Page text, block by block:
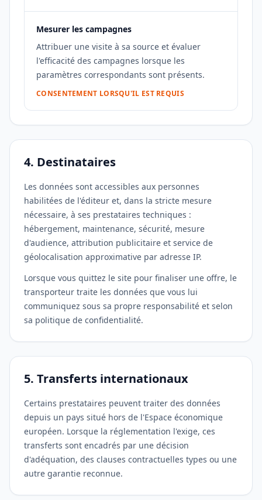
Mesurer les campagnes
Attribuer une visite à sa source et évaluer
l'efficacité des campagnes lorsque les
paramètres correspondants sont présents.
CONSENTEMENT LORSQU'IL EST REQUIS
4. Destinataires
Les données sont accessibles aux personnes
habilitées de l'éditeur et, dans la stricte mesure
nécessaire, à ses prestataires techniques :
hébergement, maintenance, sécurité, mesure
d'audience, attribution publicitaire et service de
géolocalisation approximative par adresse IP.
Lorsque vous quittez le site pour finaliser une offre, le
transporteur traite les données que vous lui
communiquez sous sa propre responsabilité et selon
sa politique de confidentialité.
5. Transferts internationaux
Certains prestataires peuvent traiter des données
depuis un pays situé hors de l'Espace économique
européen. Lorsque la réglementation l'exige, ces
transferts sont encadrés par une décision
d'adéquation, des clauses contractuelles types ou une
autre garantie reconnue.